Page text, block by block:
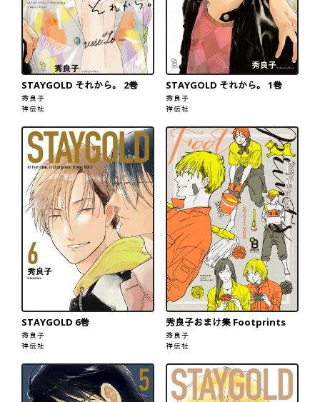
STAYGOLD それから。 2巻
秀良子
祥伝社
STAYGOLD それから。 1巻
秀良子
祥伝社
STAYGOLD 6巻
秀良子
祥伝社
秀良子おまけ集 Footprints
秀良子
祥伝社